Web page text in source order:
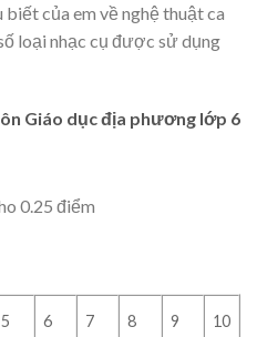
biết của em về nghệ thuật ca
loại nhạc cụ được sử dụng
Giáo dục địa phương lớp 6
0.25 điểm
5 6 7 8 9 10